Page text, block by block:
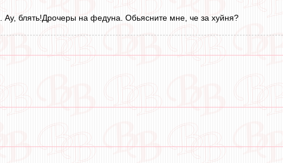
Ау, блять!Дрочеры на федуна. Обьясните мне, че за хуйня?